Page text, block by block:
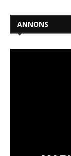
ANNONS